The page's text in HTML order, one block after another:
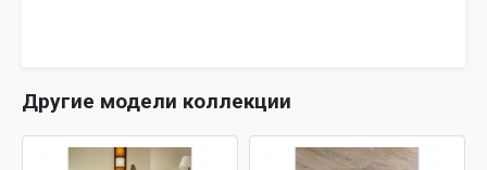
Другие модели коллекции